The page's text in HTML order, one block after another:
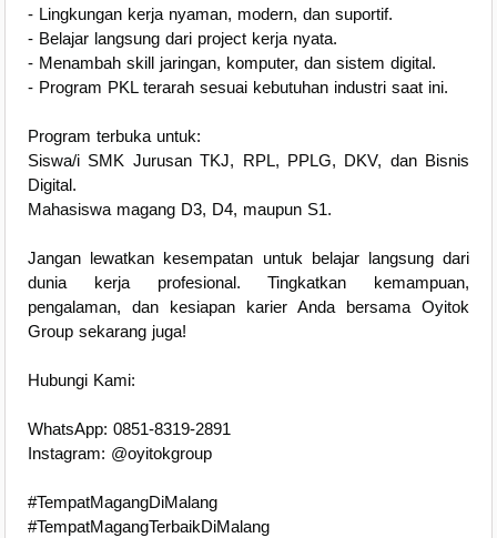
- Lingkungan kerja nyaman, modern, dan suportif.
- Belajar langsung dari project kerja nyata.
- Menambah skill jaringan, komputer, dan sistem digital.
- Program PKL terarah sesuai kebutuhan industri saat ini.
Program terbuka untuk:
Siswa/i SMK Jurusan TKJ, RPL, PPLG, DKV, dan Bisnis
Digital.
Mahasiswa magang D3, D4, maupun S1.
Jangan lewatkan kesempatan untuk belajar langsung dari
dunia kerja profesional. Tingkatkan kemampuan,
pengalaman, dan kesiapan karier Anda bersama Oyitok
Group sekarang juga!
Hubungi Kami:
WhatsApp: 0851-8319-2891
Instagram: @oyitokgroup
#TempatMagangDiMalang
#TempatMagangTerbaikDiMalang